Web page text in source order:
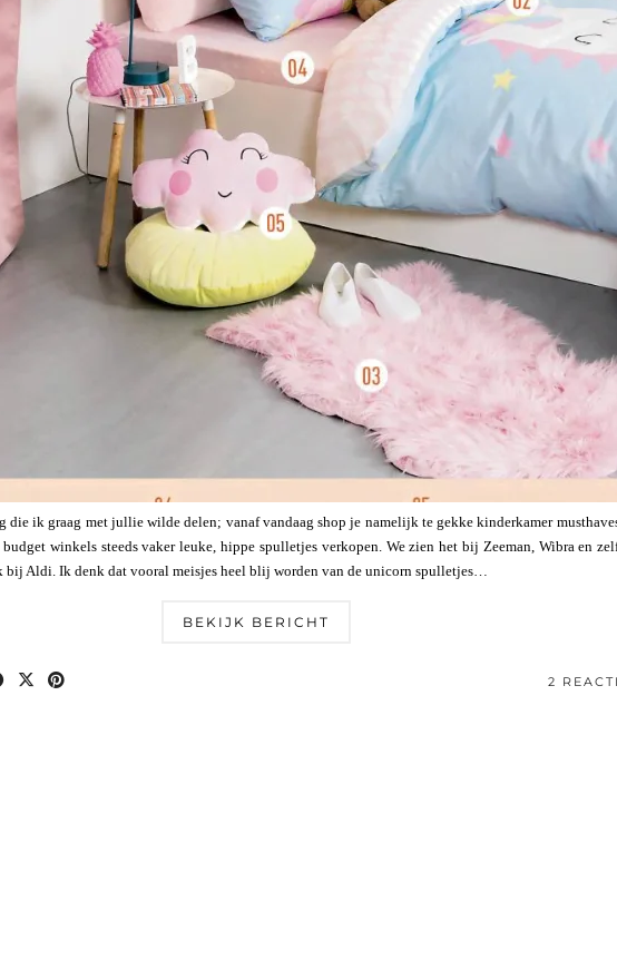
die ik graag met jullie wilde delen; vanaf vandaag shop je namelijk te gekke kinderkamer
winkels steeds vaker leuke, hippe spulletjes verkopen. We zien het bij Zeeman, Wibra en
bij Aldi. Ik denk dat vooral meisjes heel blij worden van de unicorn spulletjes…
BEKIJK BERICHT
2